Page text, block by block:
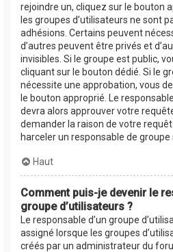
rejoindre un, cliquez sur le bouton
les groupes d’utilisateurs ne sont
adhésions. Certains peuvent
d’autres peuvent être privés et
invisibles. Si le groupe est public,
cliquant sur le bouton dédié. Si le
nécessite une approbation, vous
le bouton approprié. Le
devra alors approuver votre
demander la raison de votre
harceler un responsable de groupe
Haut
Comment puis-je devenir le
groupe d’utilisateurs ?
Le responsable d’un groupe
assigné lorsque les groupes
créés par un administrateur du